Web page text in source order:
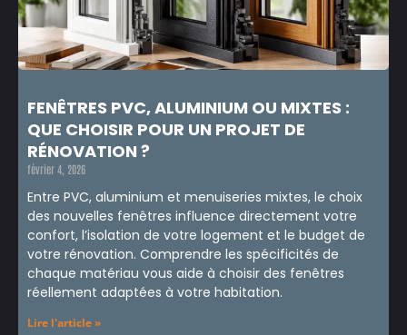
FENÊTRES PVC, ALUMINIUM OU MIXTES :
QUE CHOISIR POUR UN PROJET DE
RÉNOVATION ?
février 4, 2026
Entre PVC, aluminium et menuiseries mixtes, le choix
des nouvelles fenêtres influence directement votre
confort, l’isolation de votre logement et le budget de
votre rénovation. Comprendre les spécificités de
chaque matériau vous aide à choisir des fenêtres
réellement adaptées à votre habitation.
Lire l'article »